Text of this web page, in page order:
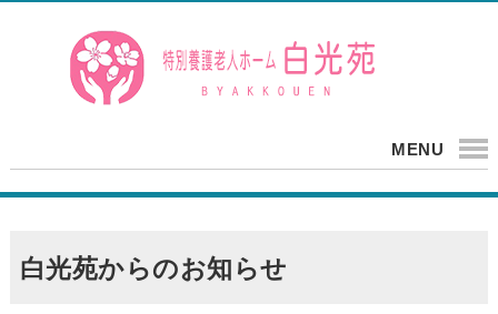
MENU
白光苑からのお知らせ